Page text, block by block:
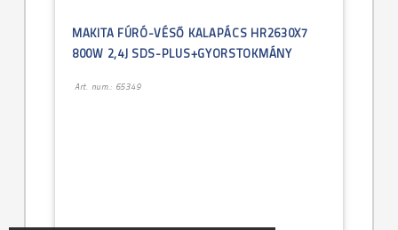
MAKITA FÚRÓ-VÉSŐ KALAPÁCS HR2630X7
800W 2,4J SDS-PLUS+GYORSTOKMÁNY
Art. num.: 65349